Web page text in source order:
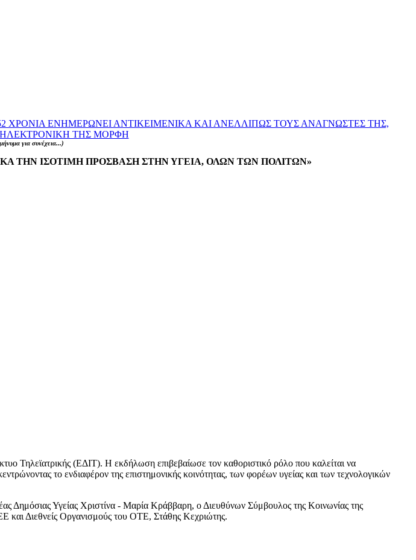
ΕΝΗΜΕΡΩΝΕΙ ΑΝΤΙΚΕΙΜΕΝΙΚΑ ΚΑΙ ΑΝΕΛΛΙΠΩΣ ΤΟΥΣ ΑΝΑΓΝΩΣΤΕΣ ΤΗΣ,
ΤΗΣ ΜΟΡΦΗ
για συνέχεια...)
ΤΗΝ ΙΣΟΤΙΜΗ ΠΡΟΣΒΑΣΗ ΣΤΗΝ ΥΓΕΙΑ, ΟΛΩΝ ΤΩΝ ΠΟΛΙΤΩΝ»
Τηλεϊατρικής (ΕΔΙΤ). Η εκδήλωση επιβεβαίωσε τον καθοριστικό ρόλο που καλείται να
το ενδιαφέρον της επιστημονικής κοινότητας, των φορέων υγείας και των τεχνολογικών
Δημόσιας Υγείας Χριστίνα - Μαρία Κράββαρη, ο Διευθύνων Σύμβουλος της Κοινωνίας της
Διεθνείς Οργανισμούς του ΟΤΕ, Στάθης Κεχριώτης.